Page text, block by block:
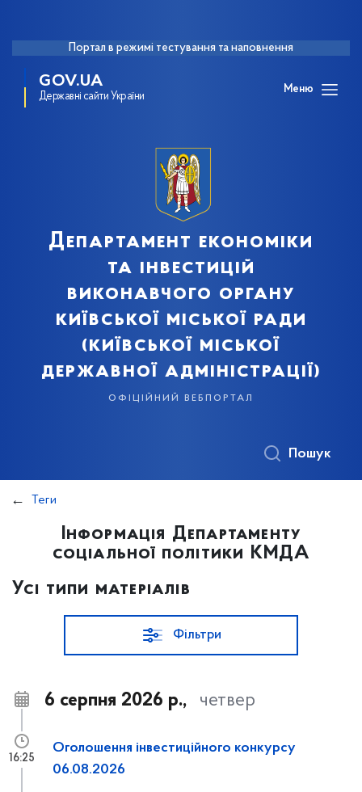
Портал в режимі тестування та наповнення
GOV.UA
Державні сайти України
Меню
Департамент економіки
та інвестицій
виконавчого органу
київської міської ради
(київської міської
державної адміністрації)
офіційний вебпортал
Пошук
Теги
Інформація Департаменту
соціальної політики КМДА
Усі типи матеріалів
Фільтри
6 серпня 2026 р., четвер
Оголошення інвестиційного конкурсу
06.08.2026
16:25